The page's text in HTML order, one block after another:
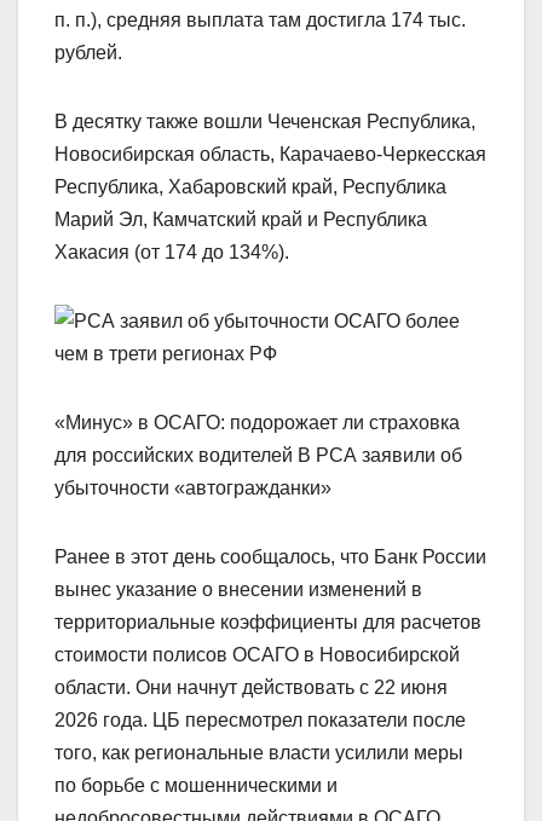
п. п.), средняя выплата там достигла 174 тыс.
рублей.
В десятку также вошли Чеченская Республика,
Новосибирская область, Карачаево-Черкесская
Республика, Хабаровский край, Республика
Марий Эл, Камчатский край и Республика
Хакасия (от 174 до 134%).
«Минус» в ОСАГО: подорожает ли страховка
для российских водителей В РСА заявили об
убыточности «автогражданки»
Ранее в этот день сообщалось, что Банк России
вынес указание о внесении изменений в
территориальные коэффициенты для расчетов
стоимости полисов ОСАГО в Новосибирской
области. Они начнут действовать с 22 июня
2026 года. ЦБ пересмотрел показатели после
того, как региональные власти усилили меры
по борьбе с мошенническими и